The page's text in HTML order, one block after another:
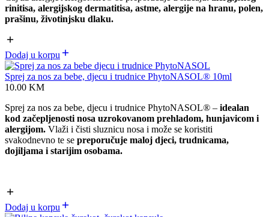
rinitisa, alergijskog dermatitisa, astme, alergije na hranu, polen,
prašinu, životinjsku dlaku.
Dodaj u korpu
Sprej za nos za bebe, djecu i trudnice PhytoNASOL® 10ml
10.00 KM
Sprej za nos za bebe, djecu i trudnice PhytoNASOL® – idealan
kod začepljenosti nosa uzrokovanom prehladom, hunjavicom i
alergijom. Vlaži i čisti sluznicu nosa i može se koristiti
svakodnevno te se preporučuje maloj djeci, trudnicama,
dojiljama i starijim osobama.
Dodaj u korpu